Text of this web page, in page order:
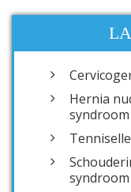
Hernia
syndroom
syndroom